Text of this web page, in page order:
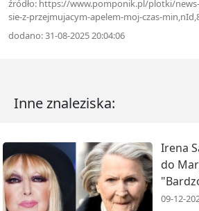
źródło: https://www.pomponik.pl/plotki/
sie-z-przejmujacym-apelem-moj-czas-
dodano: 31-08-2025 20:04:06
Inne znaleziska:
Irena
do
09-12-